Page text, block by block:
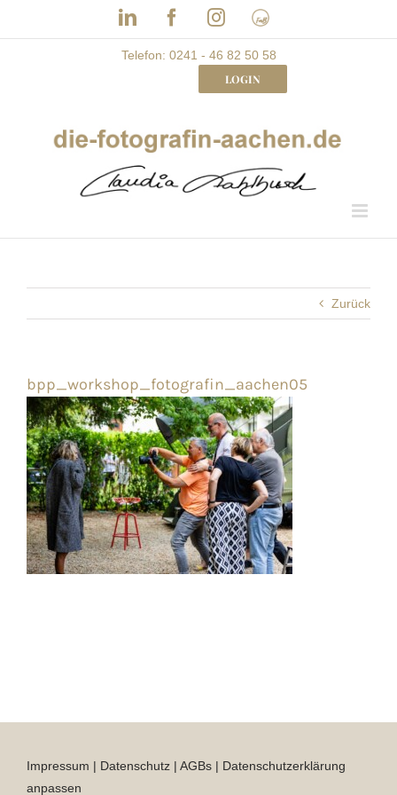
LinkedInFacebookInstagram
Frau
mit
Bizz
Telefon: 0241 - 46 82 50 58
LOGIN
Zurück
bpp_workshop_fotografin_aachen05
Impressum | Datenschutz | AGBs | Datenschutzerklärung
anpassen